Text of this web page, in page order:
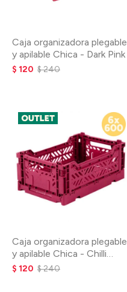
Caja organizadora plegable
y apilable Chica - Dark Pink
$ 120 $240
Caja organizadora plegable
y apilable Chica - Chilli
Pepper
$ 120 $240